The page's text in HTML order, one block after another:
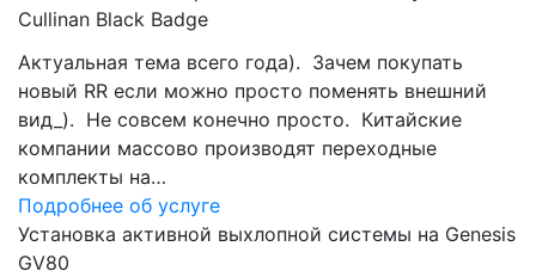
Cullinan Black Badge
Актуальная тема всего года). Зачем покупать
новый RR если можно просто поменять внешний
вид_). Не совсем конечно просто. Китайские
компании массово производят переходные
комплекты на…
Подробнее об услуге
Установка активной выхлопной системы на Genesis
GV80